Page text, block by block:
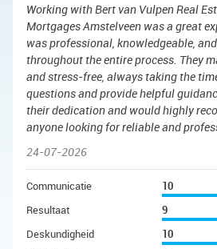
Working with Bert van Vulpen Real
Mortgages Amstelveen was a great
was professional, knowledgeable,
throughout the entire process. They
and stress-free, always taking the
questions and provide helpful
their dedication and would highly
anyone looking for reliable and
24-07-2026
Communicatie
10
Resultaat
9
Deskundigheid
10